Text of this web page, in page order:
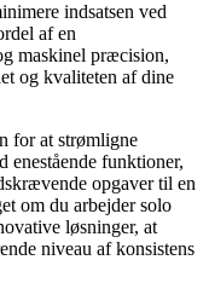
indsatsen ved
af en
maskinel præcision,
og kvaliteten af dine
for at strømligne
enestående funktioner,
opgaver til en
om du arbejder solo
løsninger, at
niveau af konsistens